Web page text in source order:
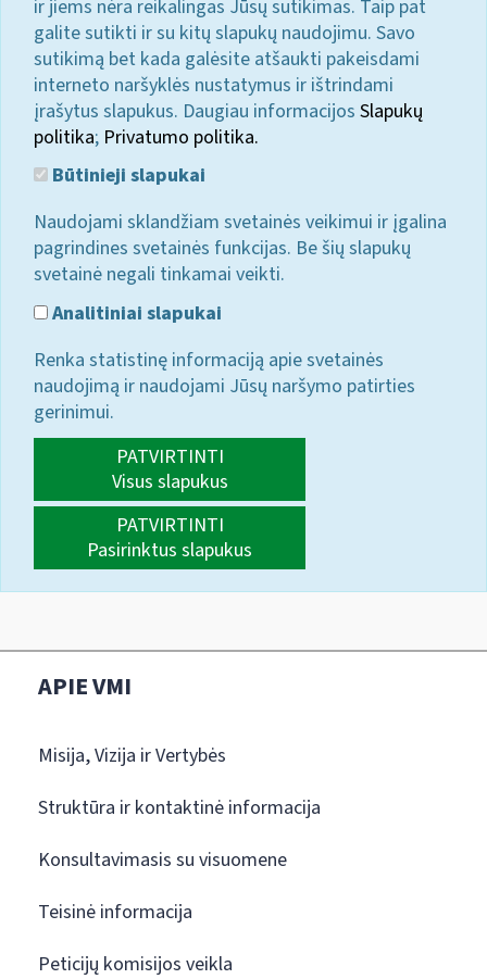
ir jiems nėra reikalingas Jūsų sutikimas. Taip pat
galite sutikti ir su kitų slapukų naudojimu. Savo
sutikimą bet kada galėsite atšaukti pakeisdami
interneto naršyklės nustatymus ir ištrindami
įrašytus slapukus. Daugiau informacijos Slapukų
politika; Privatumo politika.
Būtinieji slapukai
Naudojami sklandžiam svetainės veikimui ir įgalina
pagrindines svetainės funkcijas. Be šių slapukų
svetainė negali tinkamai veikti.
Analitiniai slapukai
Renka statistinę informaciją apie svetainės
naudojimą ir naudojami Jūsų naršymo patirties
gerinimui.
PATVIRTINTI
Visus slapukus
PATVIRTINTI
Pasirinktus slapukus
APIE VMI
Misija, Vizija ir Vertybės
Struktūra ir kontaktinė informacija
Konsultavimasis su visuomene
Teisinė informacija
Peticijų komisijos veikla